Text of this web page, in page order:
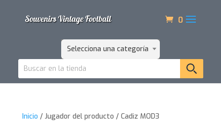
0
Selecciona una categoría
Inicio / Jugador del producto / Cadiz MOD3